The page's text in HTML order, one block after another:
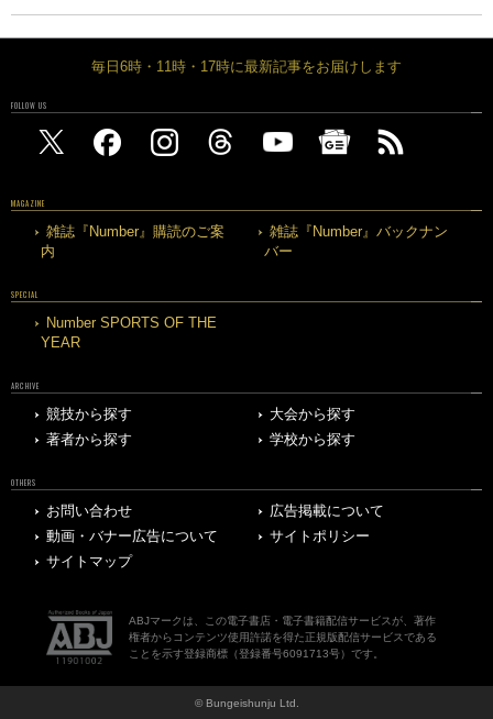
毎日6時・11時・17時に最新記事をお届けします
FOLLOW US
MAGAZINE
雑誌『Number』購読のご案
内
雑誌『Number』バックナン
バー
SPECIAL
Number SPORTS OF THE
YEAR
ARCHIVE
競技から探す
大会から探す
著者から探す
学校から探す
OTHERS
お問い合わせ
広告掲載について
動画・バナー広告について
サイトポリシー
サイトマップ
ABJマークは、この電子書店・電子書籍配信サービスが、著作
権者からコンテンツ使用許諾を得た正規版配信サービスである
ことを示す登録商標（登録番号6091713号）です。
© Bungeishunju Ltd.